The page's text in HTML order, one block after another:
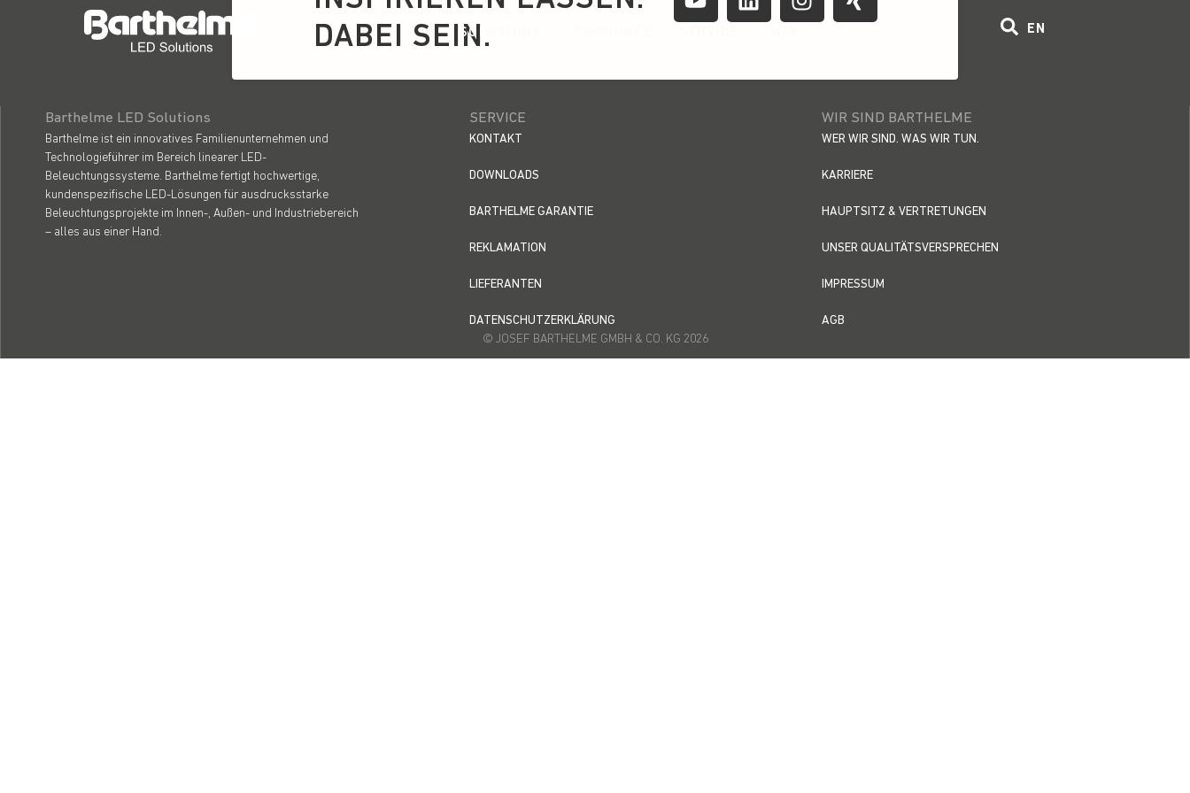
SOLUTIONS EN
DABEI SEIN.
Barthelme LED Solutions
Barthelme ist ein innovatives Familienunternehmen und
Technologieführer im Bereich linearer LED-
Beleuchtungssysteme. Barthelme fertigt hochwertige,
kundenspezifische LED-Lösungen für ausdrucksstarke
Beleuchtungsprojekte im Innen-, Außen- und Industriebereich
– alles aus einer Hand.
SERVICE
KONTAKT
DOWNLOADS
BARTHELME GARANTIE
REKLAMATION
LIEFERANTEN
DATENSCHUTZERKLÄRUNG
WIR SIND BARTHELME
WER WIR SIND. WAS WIR TUN.
KARRIERE
HAUPTSITZ & VERTRETUNGEN
UNSER QUALITÄTSVERSPRECHEN
IMPRESSUM
AGB
© JOSEF BARTHELME GMBH & CO. KG 2026